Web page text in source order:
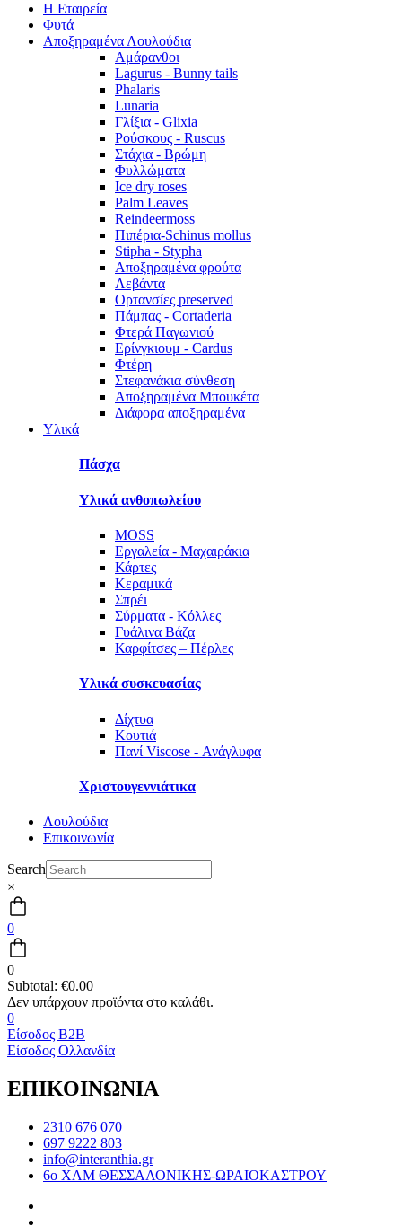
Η Εταιρεία
Φυτά
Αποξηραμένα Λουλούδια
Αμάρανθοι
Lagurus - Bunny tails
Phalaris
Lunaria
Γλίξια - Glixia
Ρούσκους - Ruscus
Στάχια - Βρώμη
Φυλλώματα
Ice dry roses
Palm Leaves
Reindeermoss
Πιπέρια-Schinus mollus
Stipha - Stypha
Αποξηραμένα φρούτα
Λεβάντα
Ορτανσίες preserved
Πάμπας - Cortaderia
Φτερά Παγωνιού
Ερίνγκιουμ - Cardus
Φτέρη
Στεφανάκια σύνθεση
Αποξηραμένα Μπουκέτα
Διάφορα αποξηραμένα
Υλικά
Πάσχα
Υλικά ανθοπωλείου
MOSS
Εργαλεία - Μαχαιράκια
Κάρτες
Κεραμικά
Σπρέι
Σύρματα - Κόλλες
Γυάλινα Βάζα
Καρφίτσες – Πέρλες
Υλικά συσκευασίας
Δίχτυα
Κουτιά
Πανί Viscose - Ανάγλυφα
Χριστουγεννιάτικα
Λουλούδια
Επικοινωνία
Search
×
0
0
Subtotal: €0.00
0
Είσοδος B2B
Είσοδος Ολλανδία
ΕΠΙΚΟΙΝΩΝΙΑ
2310 676 070
697 9222 803
info@interanthia.gr
6ο ΧΛΜ ΘΕΣΣΑΛΟΝΙΚΗΣ-ΩΡΑΙΟΚΑΣΤΡΟΥ